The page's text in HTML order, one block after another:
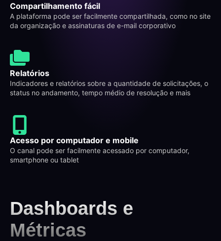
Compartilhamento fácil
A plataforma pode ser facilmente compartilhada, como no site
da organização e assinaturas de e-mail corporativo
Relatórios
Indicadores e relatórios sobre a quantidade de solicitações, o
status no andamento, tempo médio de resolução e mais
Acesso por computador e mobile
O canal pode ser facilmente acessado por computador,
smartphone ou tablet
Dashboards e
Métricas